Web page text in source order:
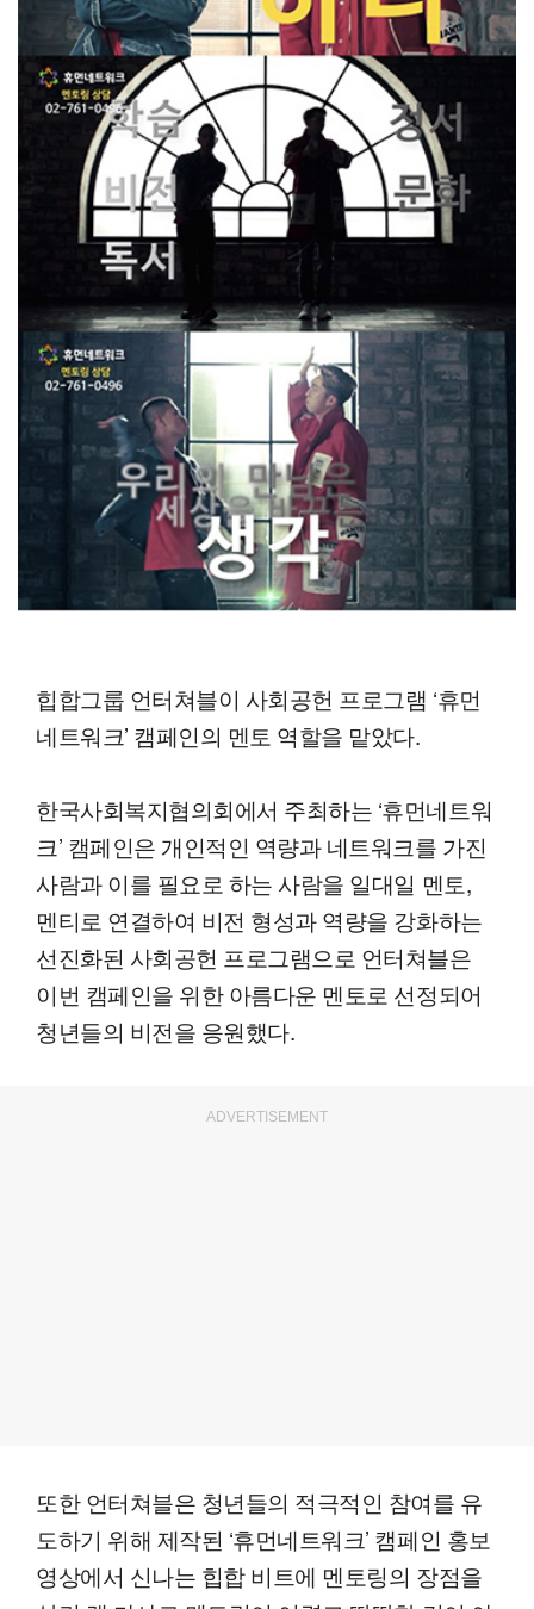
힙합그룹 언터쳐블이 사회공헌 프로그램 ‘휴먼
네트워크’ 캠페인의 멘토 역할을 맡았다.
한국사회복지협의회에서 주최하는 ‘휴먼네트워
크’ 캠페인은 개인적인 역량과 네트워크를 가진
사람과 이를 필요로 하는 사람을 일대일 멘토,
멘티로 연결하여 비전 형성과 역량을 강화하는
선진화된 사회공헌 프로그램으로 언터쳐블은
이번 캠페인을 위한 아름다운 멘토로 선정되어
청년들의 비전을 응원했다.
ADVERTISEMENT
또한 언터쳐블은 청년들의 적극적인 참여를 유
도하기 위해 제작된 ‘휴먼네트워크’ 캠페인 홍보
영상에서 신나는 힙합 비트에 멘토링의 장점을